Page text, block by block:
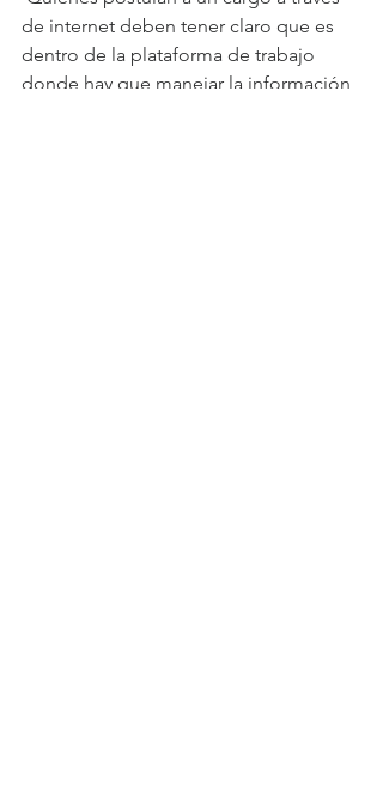
de internet deben tener claro que es
dentro de la plataforma de trabajo
donde hay que manejar la información